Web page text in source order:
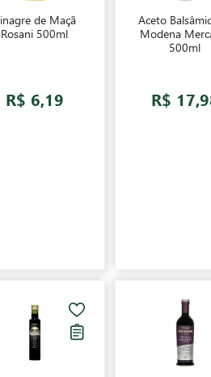
de Maçã
Rosani 500ml
R$ 6,19
Aceto
Modena
500ml
R$